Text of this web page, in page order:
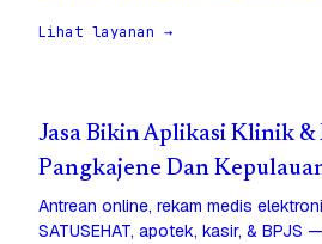
Lihat layanan →
Jasa Bikin Aplikasi Klinik &
Pangkajene Dan
Antrean online, rekam medis
SATUSEHAT, apotek, kasir, & BPJS